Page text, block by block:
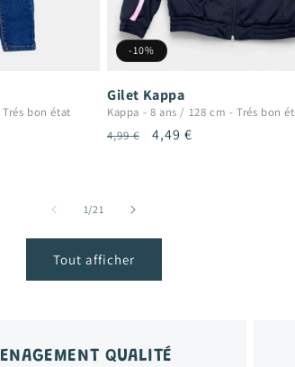
Trés bon état
-10%
Gilet Kappa
Kappa - 8 ans / 128 cm -Trés bon
Prix
4,99 €
Prix
4,49 €
1/de
21
Tout afficher
ENAGEMENT QUALITÉ